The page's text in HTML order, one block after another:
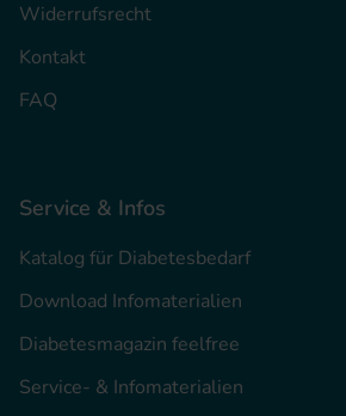
Widerrufsrecht
Kontakt
FAQ
Service & Infos
Katalog für Diabetesbedarf
Download Infomaterialien
Diabetesmagazin feelfree
Service- & Infomaterialien